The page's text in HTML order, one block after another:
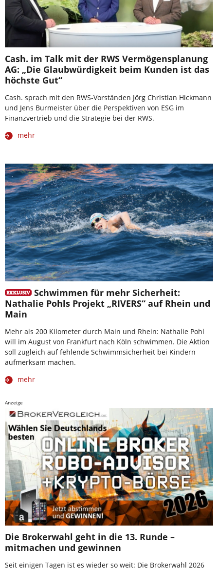
Cash. im Talk mit der RWS Vermögensplanung
AG: „Die Glaubwürdigkeit beim Kunden ist das
höchste Gut“
Cash. sprach mit den RWS-Vorständen Jörg Christian Hickmann
und Jens Burmeister über die Perspektiven von ESG im
Finanzvertrieb und die Strategie bei der RWS.
mehr
Schwimmen für mehr Sicherheit:
Nathalie Pohls Projekt „RIVERS“ auf Rhein und
Main
Mehr als 200 Kilometer durch Main und Rhein: Nathalie Pohl
will im August von Frankfurt nach Köln schwimmen. Die Aktion
soll zugleich auf fehlende Schwimmsicherheit bei Kindern
aufmerksam machen.
mehr
Anzeige
Die Brokerwahl geht in die 13. Runde –
mitmachen und gewinnen
Seit einigen Tagen ist es wieder so weit: Die Brokerwahl 2026